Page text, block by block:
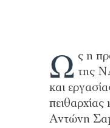
Ω ς η
της
και
Αντώνη